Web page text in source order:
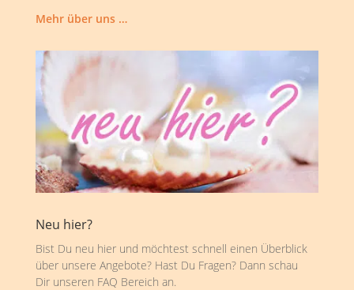
Mehr über uns …
Neu hier?
Bist Du neu hier und möchtest schnell einen Überblick
über unsere Angebote? Hast Du Fragen? Dann schau
Dir unseren FAQ Bereich an.